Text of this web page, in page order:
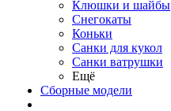
Клюшки и шайбы
Снегокаты
Коньки
Санки для кукол
Санки ватрушки
Ещё
Сборные модели